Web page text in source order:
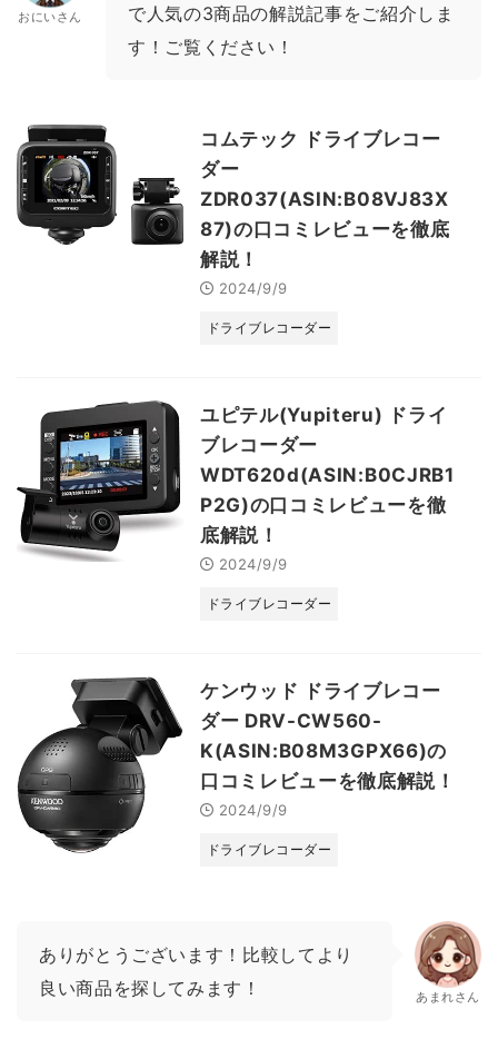
おにいさん
で人気の3商品の解説記事をご紹介しま
す！ご覧ください！
コムテック ドライブレコー
ダー
ZDR037(ASIN:B08VJ83X
87)の口コミレビューを徹底
解説！
2024/9/9
ドライブレコーダー
ユピテル(Yupiteru) ドライ
ブレコーダー
WDT620d(ASIN:B0CJRB1
P2G)の口コミレビューを徹
底解説！
2024/9/9
ドライブレコーダー
ケンウッド ドライブレコー
ダー DRV-CW560-
K(ASIN:B08M3GPX66)の
口コミレビューを徹底解説！
2024/9/9
ドライブレコーダー
ありがとうございます！比較してより
良い商品を探してみます！
あまれさん